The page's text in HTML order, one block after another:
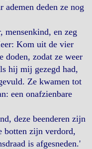
ademen deden ze nog
mensenkind, en zeg
Kom uit de vier
doden, zodat ze weer
hij mij gezegd had,
Ze kwamen tot
een onafzienbare
deze beenderen zijn
botten zijn verdord,
is afgesneden.'